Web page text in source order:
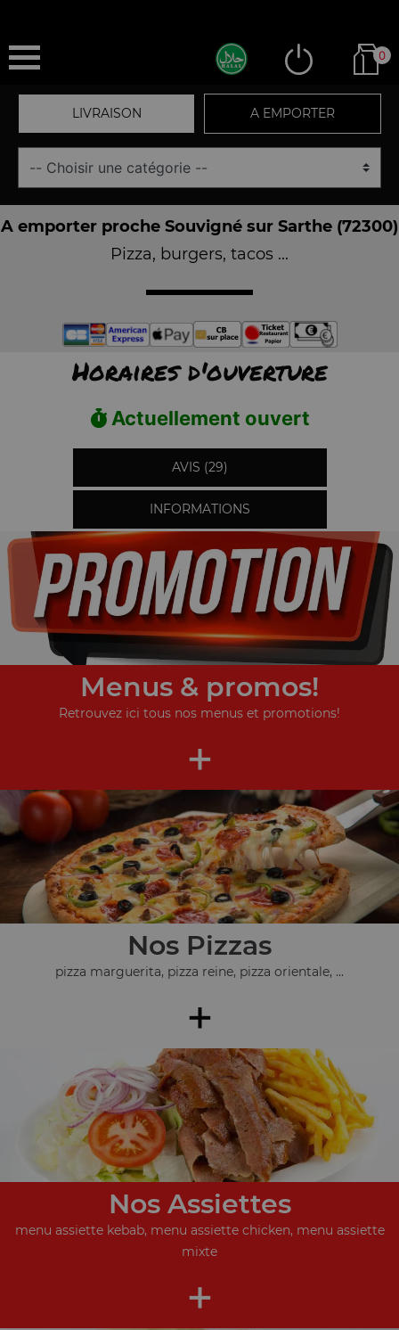
0
LIVRAISON A EMPORTER
A emporter proche Souvigné sur Sarthe (72300)
Pizza, burgers, tacos ...
Horaires d'ouverture
Actuellement ouvert
AVIS (29)
INFORMATIONS
Menus & promos!
Retrouvez ici tous nos menus et promotions!
+
Nos Pizzas
pizza marguerita, pizza reine, pizza orientale, ...
+
Nos Assiettes
menu assiette kebab, menu assiette chicken, menu assiette
mixte
+